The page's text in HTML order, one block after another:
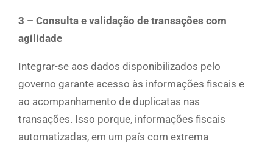
3 – Consulta e validação de transações com
agilidade
Integrar-se aos dados disponibilizados pelo
governo garante acesso às informações fiscais e
ao acompanhamento de duplicatas nas
transações. Isso porque, informações fiscais
automatizadas, em um país com extrema